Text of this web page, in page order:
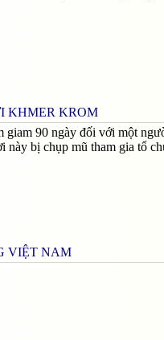
KHMER KROM
90 ngày đối với một
bị chụp mũ tham gia tổ
VIỆT NAM